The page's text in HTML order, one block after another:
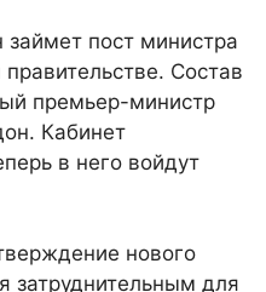
пост министра
Состав
премьер-министр
Кабинет
в него войдут
нового
затруднительным для